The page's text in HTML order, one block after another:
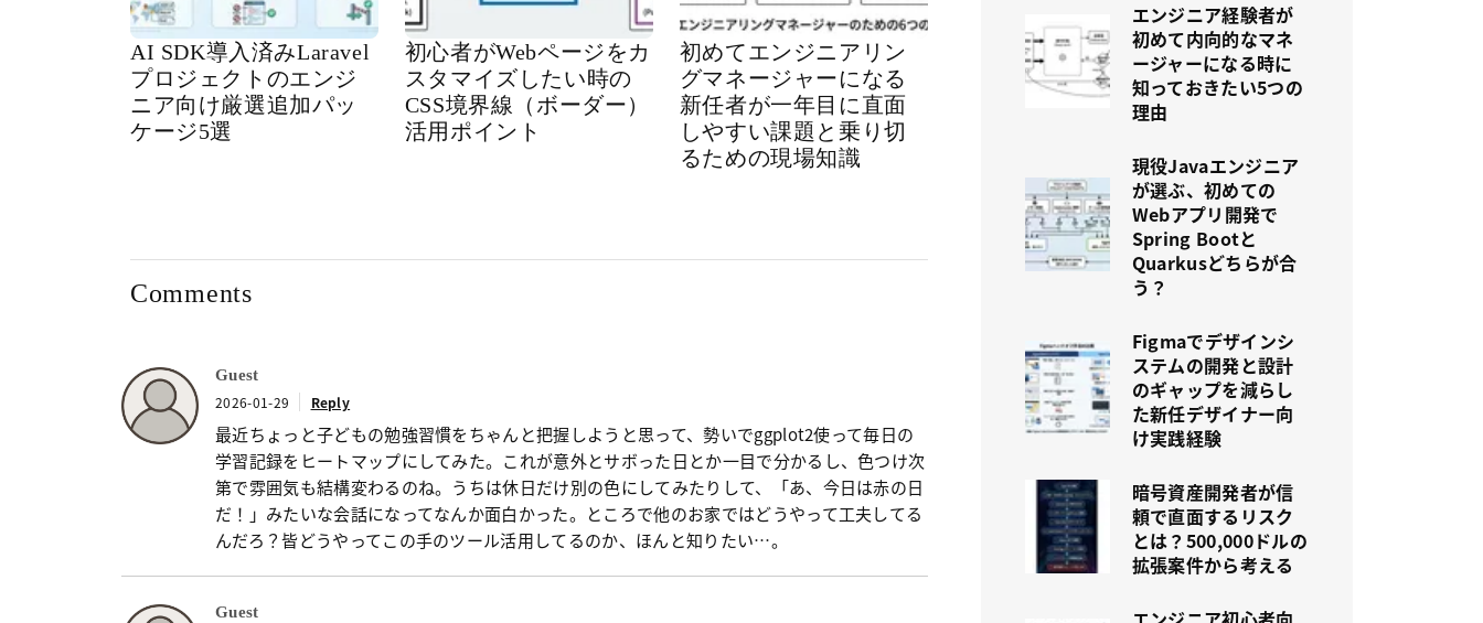
AI SDK導入済みLaravel
プロジェクトのエンジ
ニア向け厳選追加パッ
ケージ5選
初心者がWebページをカ
スタマイズしたい時の
CSS境界線（ボーダー）
活用ポイント
初めてエンジニアリン
グマネージャーになる
新任者が一年目に直面
しやすい課題と乗り切
るための現場知識
Comments
Guest
2026-01-29 Reply
最近ちょっと子どもの勉強習慣をちゃんと把握しようと思って、勢いでggplot2使って毎日の
学習記録をヒートマップにしてみた。これが意外とサボった日とか一目で分かるし、色つけ次
第で雰囲気も結構変わるのね。うちは休日だけ別の色にしてみたりして、「あ、今日は赤の日
だ！」みたいな会話になってなんか面白かった。ところで他のお家ではどうやって工夫してる
んだろ？皆どうやってこの手のツール活用してるのか、ほんと知りたい…。
Guest
エンジニア経験者が
初めて内向的なマネ
ージャーになる時に
知っておきたい5つの
理由
現役Javaエンジニア
が選ぶ、初めての
Webアプリ開発で
Spring Bootと
Quarkusどちらが合
う？
Figmaでデザインシ
ステムの開発と設計
のギャップを減らし
た新任デザイナー向
け実践経験
暗号資産開発者が信
頼で直面するリスク
とは？500,000ドルの
拡張案件から考える